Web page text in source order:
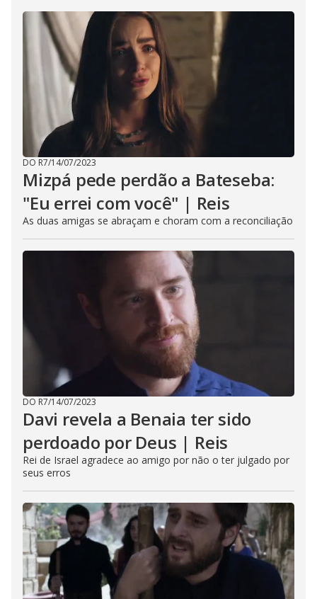
DO R7/14/07/2023
Mizpá pede perdão a Bateseba:
"Eu errei com você" | Reis
As duas amigas se abraçam e choram com a reconciliação
DO R7/14/07/2023
Davi revela a Benaia ter sido
perdoado por Deus | Reis
Rei de Israel agradece ao amigo por não o ter julgado por
seus erros